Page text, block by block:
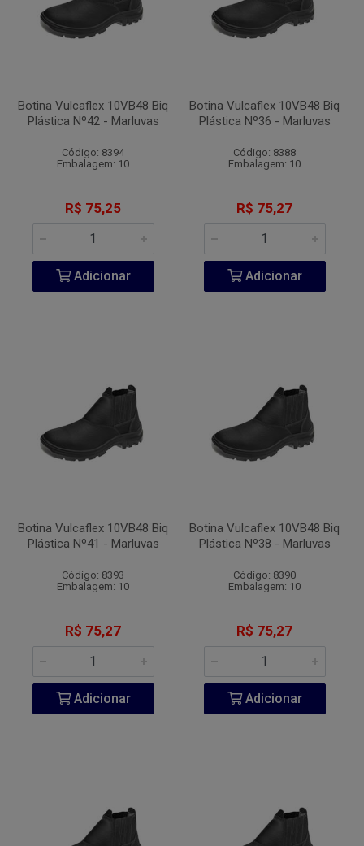
Botina Vulcaflex 10VB48 Biq
Plástica Nº42 - Marluvas
Código: 8394
Embalagem: 10
R$ 75,25
Adicionar
Botina Vulcaflex 10VB48 Biq
Plástica Nº36 - Marluvas
Código: 8388
Embalagem: 10
R$ 75,27
Adicionar
Botina Vulcaflex 10VB48 Biq
Plástica Nº41 - Marluvas
Código: 8393
Embalagem: 10
R$ 75,27
Adicionar
Botina Vulcaflex 10VB48 Biq
Plástica Nº38 - Marluvas
Código: 8390
Embalagem: 10
R$ 75,27
Adicionar